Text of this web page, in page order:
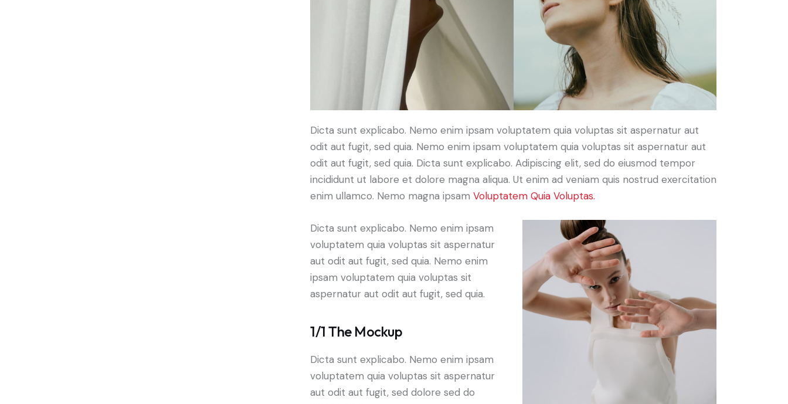
Dicta sunt explicabo. Nemo enim ipsam voluptatem quia voluptas sit aspernatur aut
odit aut fugit, sed quia. Nemo enim ipsam voluptatem quia voluptas sit aspernatur aut
odit aut fugit, sed quia. Dicta sunt explicabo. Adipiscing elit, sed do eiusmod tempor
incididunt ut labore et dolore magna aliqua. Ut enim ad veniam quis nostrud exercitation
enim ullamco. Nemo magna ipsam Voluptatem Quia Voluptas.
Dicta sunt explicabo. Nemo enim ipsam
voluptatem quia voluptas sit aspernatur
aut odit aut fugit, sed quia. Nemo enim
ipsam voluptatem quia voluptas sit
aspernatur aut odit aut fugit, sed quia.
1/1 The Mockup
Dicta sunt explicabo. Nemo enim ipsam
voluptatem quia voluptas sit aspernatur
aut odit aut fugit, sed dolore sed do